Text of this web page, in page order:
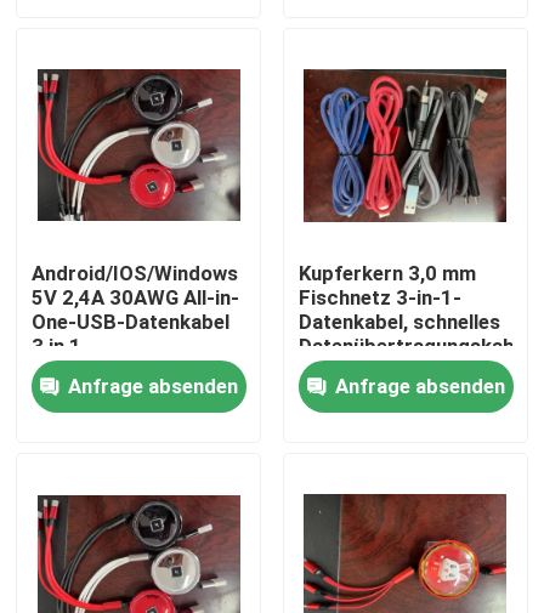
Über uns
Fabrik-Ausflug
Qualitätskontrolle
Treten Sie mit uns in Verbindung
Gebrauchte Modekleidung
Primäre Kinderbekleidung
Android/IOS/Windows
5V 2,4A 30AWG All-in-
One-USB-Datenkabel
3 in 1
Anfrage absenden
Kupferkern 3,0 mm
Fischnetz 3-in-1-
Datenkabel, schnelles
Datenübertragungskabel,
Nylon geflochten
Anfrage absenden